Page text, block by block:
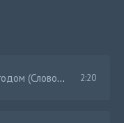
(Слово пацана) 2:20